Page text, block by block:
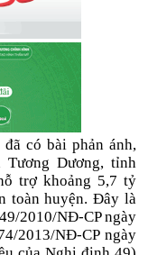
có bài phản ánh,
Tương Dương, tỉnh
trợ khoảng 5,7 tỷ
toàn huyện. Đây là
2010/NĐ-CP ngày
2013/NĐ-CP ngày